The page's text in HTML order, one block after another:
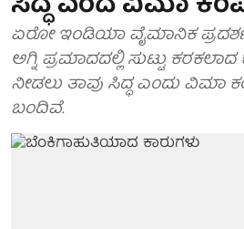
ಏರೋ ಇಂಡಿಯಾ ವೈಮಾನಿಕ
ಅಗ್ನಿ ಪ್ರಮಾದದಲ್ಲಿ ಸುಟ್ಟು
ನೀಡಲು ತಾವು ಸಿದ್ಧ ಎಂದು ವಿಮಾ
ಬಂದಿವೆ.